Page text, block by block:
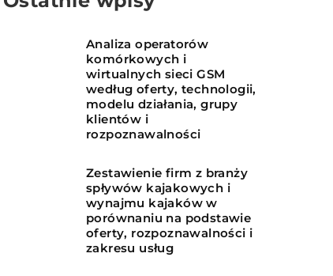
Analiza operatorów
komórkowych i
wirtualnych sieci GSM
według oferty, technologii,
modelu działania, grupy
klientów i
rozpoznawalności
Zestawienie firm z branży
spływów kajakowych i
wynajmu kajaków w
porównaniu na podstawie
oferty, rozpoznawalności i
zakresu usług